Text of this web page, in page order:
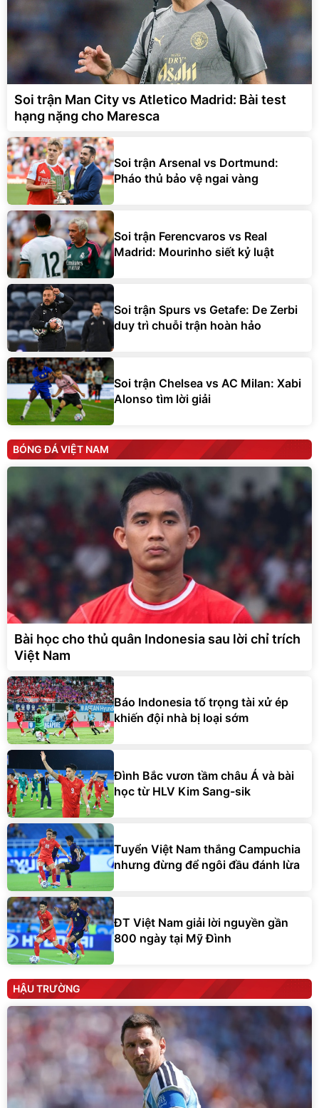
Soi trận Man City vs Atletico Madrid: Bài test
hạng nặng cho Maresca
Soi trận Arsenal vs Dortmund:
Pháo thủ bảo vệ ngai vàng
Soi trận Ferencvaros vs Real
Madrid: Mourinho siết kỷ luật
Soi trận Spurs vs Getafe: De Zerbi
duy trì chuỗi trận hoàn hảo
Soi trận Chelsea vs AC Milan: Xabi
Alonso tìm lời giải
BÓNG ĐÁ VIỆT NAM
Bài học cho thủ quân Indonesia sau lời chỉ trích
Việt Nam
Báo Indonesia tố trọng tài xử ép
khiến đội nhà bị loại sớm
Đình Bắc vươn tầm châu Á và bài
học từ HLV Kim Sang-sik
Tuyển Việt Nam thắng Campuchia
nhưng đừng để ngôi đầu đánh lừa
ĐT Việt Nam giải lời nguyền gần
800 ngày tại Mỹ Đình
HẬU TRƯỜNG